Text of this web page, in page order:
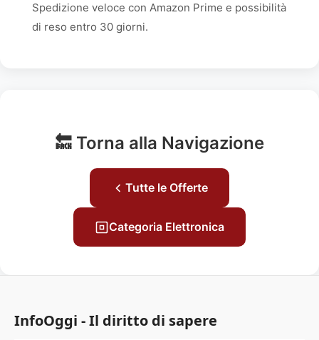
Spedizione veloce con Amazon Prime e possibilità
di reso entro 30 giorni.
🔙 Torna alla Navigazione
Tutte le Offerte
Categoria Elettronica
InfoOggi - Il diritto di sapere